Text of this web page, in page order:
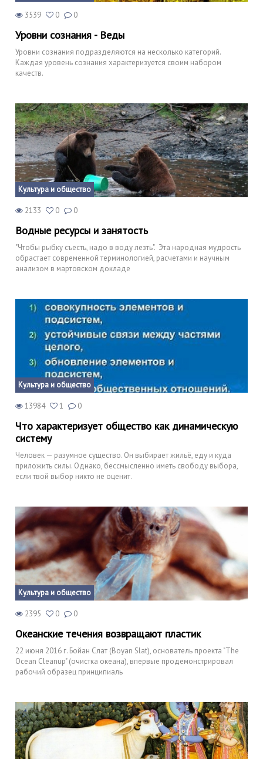
3539 0 0
Уровни сознания - Веды
Уровни сознания подразделяются на несколько категорий.
Каждая уровень сознания характеризуется своим набором
качеств.
Культура и общество
2133 0 0
Водные ресурсы и занятость
"Чтобы рыбку съесть, надо в воду лезть". Эта народная мудрость
обрастает современной терминологией, расчетами и научным
анализом в мартовском докладе
Культура и общество
13984 1 0
Что характеризует общество как динамическую
систему
Человек — разумное существо. Он выбирает жильё, еду и куда
приложить силы. Однако, бессмысленно иметь свободу выбора,
если твой выбор никто не оценит.
Культура и общество
2395 0 0
Океанские течения возвращают пластик
22 июня 2016 г. Бойан Слат (Boyan Slat), основатель проекта "The
Ocean Cleanup" (очистка океана), впервые продемонстрировал
рабочий образец принципиаль